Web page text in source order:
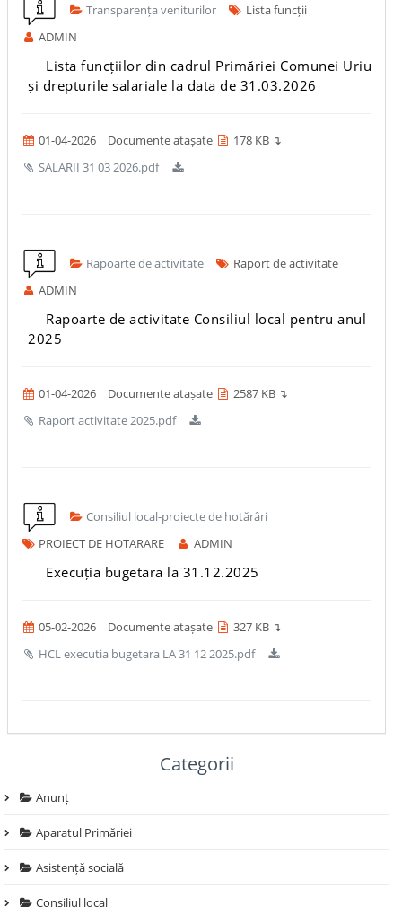
Transparența veniturilor
Lista funcții
ADMIN
Lista funcțiilor din cadrul Primăriei Comunei Uriu
și drepturile salariale la data de 31.03.2026
01-04-2026 Documente atașate
178 KB ↴
SALARII 31 03 2026.pdf
Rapoarte de activitate
Raport de activitate
ADMIN
Rapoarte de activitate Consiliul local pentru anul
2025
01-04-2026 Documente atașate
2587 KB ↴
Raport activitate 2025.pdf
Consiliul local-proiecte de hotărâri
PROIECT DE HOTARARE
ADMIN
Execuția bugetara la 31.12.2025
05-02-2026 Documente atașate
327 KB ↴
HCL executia bugetara LA 31 12 2025.pdf
Categorii
Anunț
Aparatul Primăriei
Asistență socială
Consiliul local